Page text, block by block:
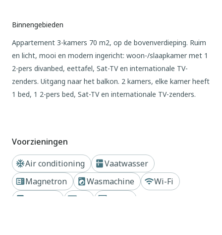
Binnengebieden
Appartement 3-kamers 70 m2, op de bovenverdieping. Ruim
en licht, mooi en modern ingericht: woon-/slaapkamer met 1
2-pers divanbed, eettafel, Sat-TV en internationale TV-
zenders. Uitgang naar het balkon. 2 kamers, elke kamer heeft
1 bed, 1 2-pers bed, Sat-TV en internationale TV-zenders.
Balkon 75 m2. Balkonmeubilair, ligstoelen (3). Ter beschikking:
wasmachine, kluis, haardroger. Internet (WiFi, gratis).
Parkeerplaats nr. no minibus (2 Auto's) bij het huis. Niet
rokers woning. 1 klein huisdier/hond toegestaan.
IT030049B4Q3NE5WIZ
Voorzieningen
Air conditioning
Vaatwasser
Magnetron
Wasmachine
Wi-Fi